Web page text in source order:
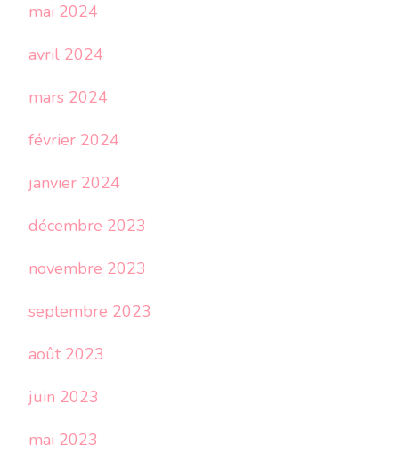
mai 2024
avril 2024
mars 2024
février 2024
janvier 2024
décembre 2023
novembre 2023
septembre 2023
août 2023
juin 2023
mai 2023